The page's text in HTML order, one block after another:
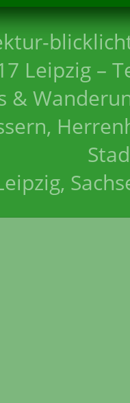
Leipzig –
&